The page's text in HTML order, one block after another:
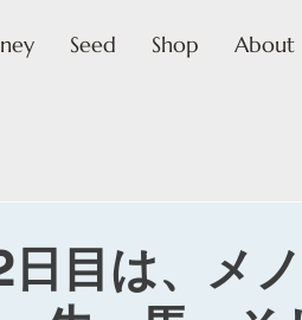
Seed Shop About
目は、メ